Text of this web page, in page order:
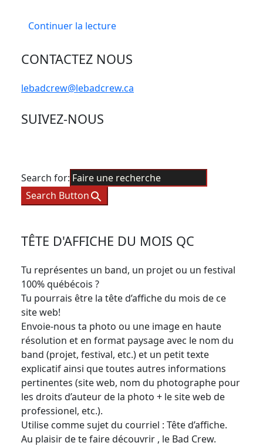
Continuer la lecture
CONTACTEZ NOUS
lebadcrew@lebadcrew.ca
SUIVEZ-NOUS
Search for:
Search Button
TÊTE D'AFFICHE DU MOIS QC
Tu représentes un band, un projet ou un festival
100% québécois ?
Tu pourrais être la tête d’affiche du mois de ce
site web!
Envoie-nous ta photo ou une image en haute
résolution et en format paysage avec le nom du
band (projet, festival, etc.) et un petit texte
explicatif ainsi que toutes autres informations
pertinentes (site web, nom du photographe pour
les droits d’auteur de la photo + le site web de
professionel, etc.).
Utilise comme sujet du courriel : Tête d’affiche.
Au plaisir de te faire découvrir , le Bad Crew.